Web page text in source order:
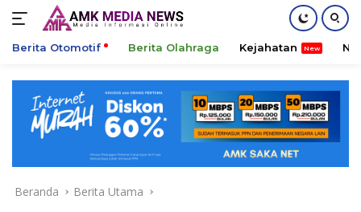
konten
Berita Otomotif Berita Olahraga Kejahatan
Beranda Berita Utama